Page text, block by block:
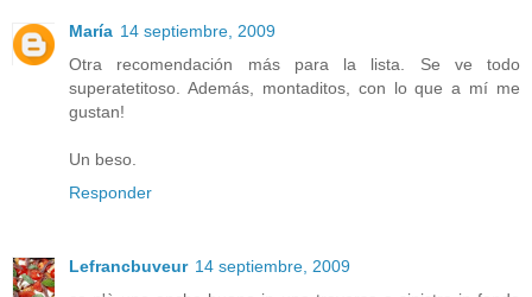
María 14 septiembre, 2009
Otra recomendación más para la lista. Se ve todo
superatetitoso. Además, montaditos, con lo que a mí me
gustan!
Un beso.
Responder
Lefrancbuveur 14 septiembre, 2009